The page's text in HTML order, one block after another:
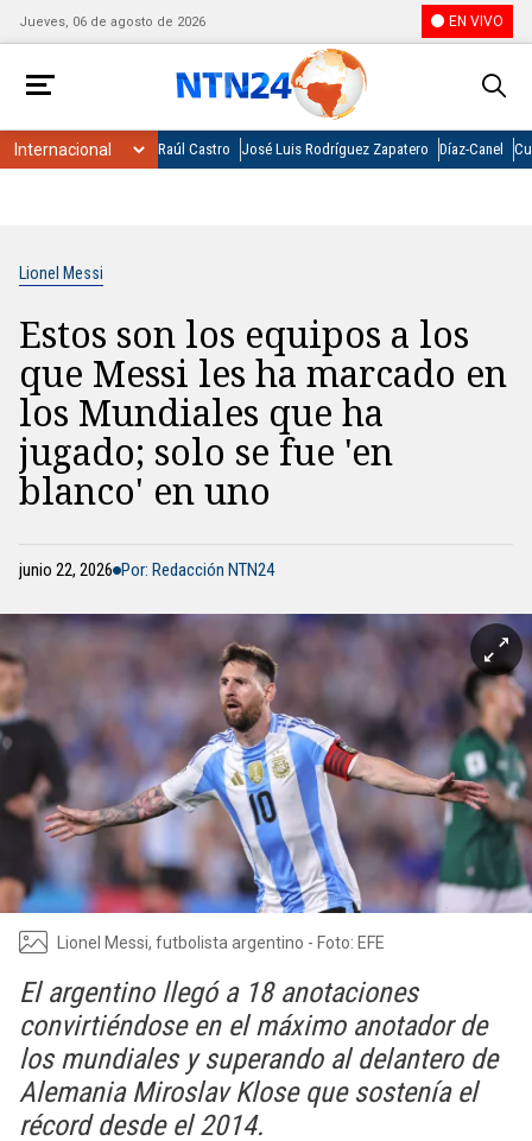
Jueves, 06 de agosto de 2026 EN VIVO
Raúl Castro José Luis Rodríguez Zapatero Díaz-Canel
Lionel Messi
Estos son los equipos a los
que Messi les ha marcado en
los Mundiales que ha
jugado; solo se fue 'en
blanco' en uno
junio 22, 2026 Por: Redacción NTN24
Lionel Messi, futbolista argentino - Foto: EFE
El argentino llegó a 18 anotaciones
convirtiéndose en el máximo anotador de
los mundiales y superando al delantero de
Alemania Miroslav Klose que sostenía el
récord desde el 2014.